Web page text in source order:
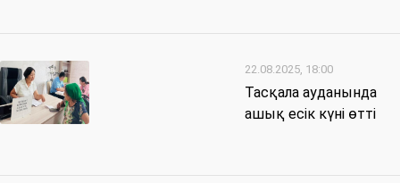
22.08.2025, 18:00
Тасқала ауданында
ашық есік күні өтті